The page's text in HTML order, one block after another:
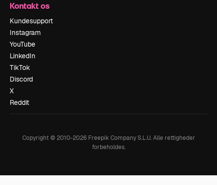
Kontakt os
Kundesupport
Instagram
YouTube
LinkedIn
TikTok
Discord
X
Reddit
Copyright © 2010-2026Freepik Company S.L.U. Alle rettigheder
forbeholdes.